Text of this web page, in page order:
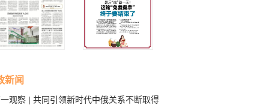
新闻
观察 | 共同引领新时代中俄关系不断取得